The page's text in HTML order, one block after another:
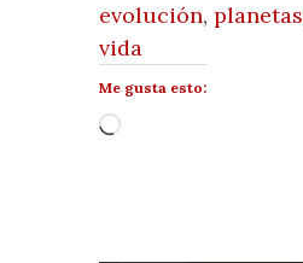
evolución,planetas
vida
Me gusta esto:
Cargando...